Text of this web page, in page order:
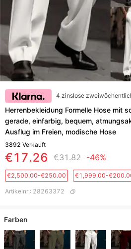
4 zinslose
Herrenbekleidung Formelle Hose mit
gerade, einfarbig, bequem,
Ausflug im Freien, modische Hose
3892 Verkauft
€17.26 €31.82 -46%
€2,500.00-€250.00 €1,999.00-
Artikelnr.: 28263372
Farben